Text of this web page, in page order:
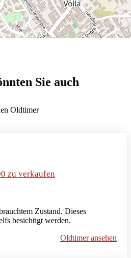
Sie auch
Oldtimer
zu verkaufen
Zustand. Dieses
besichtigt werden.
Oldtimer ansehen